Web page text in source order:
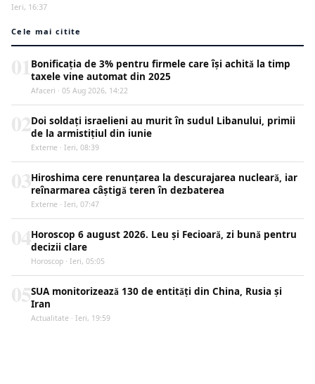
Ieri, 16:37
Cele mai citite
Bonificația de 3% pentru firmele care își achită la timp
taxele vine automat din 2025
Afaceri · 05 Aug 2026, 14:22
Doi soldați israelieni au murit în sudul Libanului, primii
de la armistițiul din iunie
Externe · Ieri, 08:39
Hiroshima cere renunțarea la descurajarea nucleară, iar
reînarmarea câștigă teren în dezbaterea
Externe · Ieri, 07:47
Horoscop 6 august 2026. Leu și Fecioară, zi bună pentru
decizii clare
Horoscop · Ieri, 05:05
SUA monitorizează 130 de entități din China, Rusia și
Iran
Actualitate · Ieri, 19:59